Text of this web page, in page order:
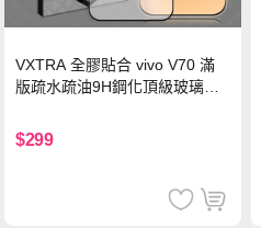
VXTRA 全膠貼合 vivo V70 滿
版疏水疏油9H鋼化頂級玻璃貼
$299